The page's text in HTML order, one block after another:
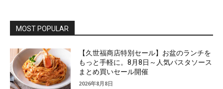
MOST POPULAR
【久世福商店特別セール】お盆のランチを
もっと手軽に。8月8日～人気パスタソース
まとめ買いセール開催
2026年8月8日